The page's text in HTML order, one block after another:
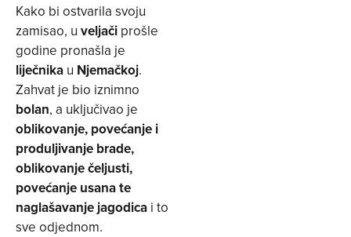
Kako bi ostvarila svoju
zamisao, u veljači prošle
godine pronašla je
liječnika u Njemačkoj.
Zahvat je bio iznimno
bolan, a uključivao je
oblikovanje, povećanje i
produljivanje brade,
oblikovanje čeljusti,
povećanje usana te
naglašavanje jagodica i to
sve odjednom.